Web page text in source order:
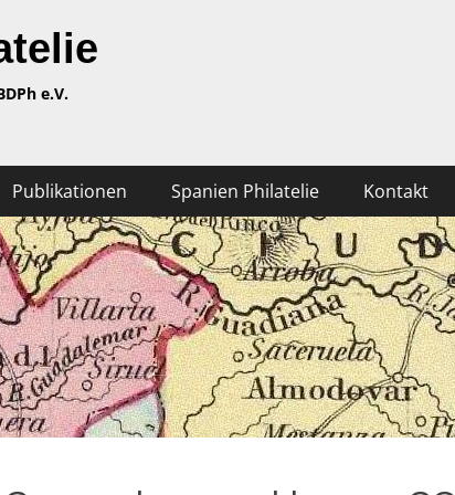
e.V.
Publikationen Spanien Philatelie Kontakt